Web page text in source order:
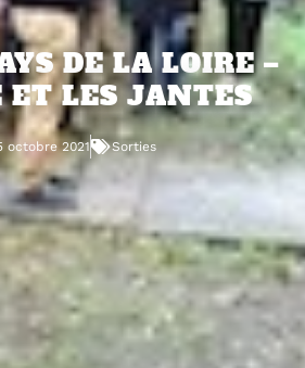
DE LA LOIRE –
ET LES JANTES
octobre 2021 Sorties